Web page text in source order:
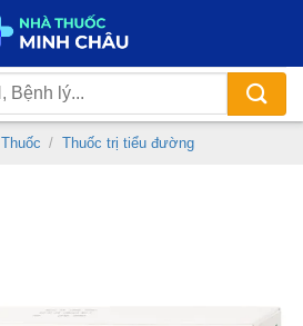
Thuốc / Thuốc trị tiểu đường